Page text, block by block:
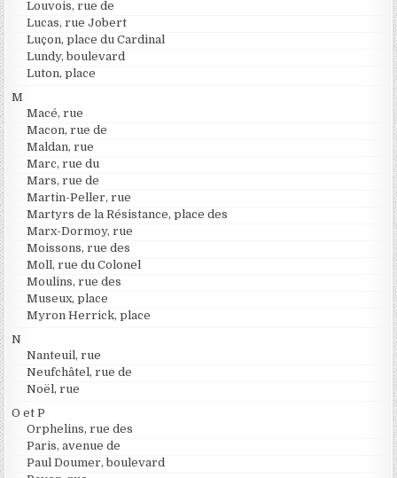
Louvois, rue de
Lucas, rue Jobert
Luçon, place du Cardinal
Lundy, boulevard
Luton, place
M
Macé, rue
Macon, rue de
Maldan, rue
Marc, rue du
Mars, rue de
Martin-Peller, rue
Martyrs de la Résistance, place des
Marx-Dormoy, rue
Moissons, rue des
Moll, rue du Colonel
Moulins, rue des
Museux, place
Myron Herrick, place
N
Nanteuil, rue
Neufchâtel, rue de
Noël, rue
O et P
Orphelins, rue des
Paris, avenue de
Paul Doumer, boulevard